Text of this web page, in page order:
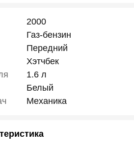
2000
Газ-бензин
Передний
Хэтчбек
1.6 л
Белый
Механика